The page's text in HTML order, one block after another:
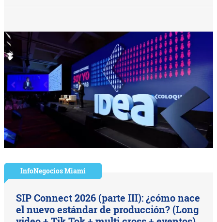
InfoNegocios Miami
SIP Connect 2026 (parte III): ¿cómo nace
el nuevo estándar de producción? (Long